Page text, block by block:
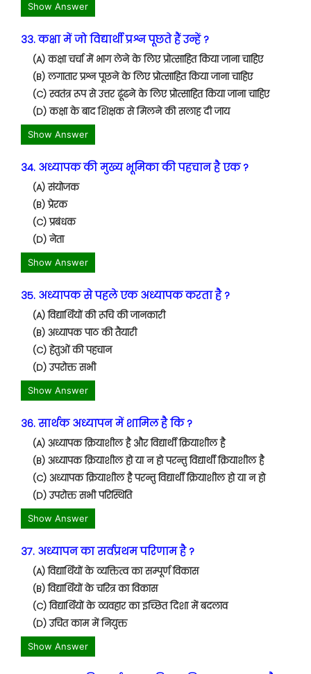
Show Answer
33. कक्षा में जो विद्यार्थी प्रश्न पूछते हैं उन्हें ?
(A) कक्षा चर्चा में भाग लेने के लिए प्रोत्साहित किया जाना चाहिए
(B) लगातार प्रश्न पूछने के लिए प्रोत्साहित किया जाना चाहिए
(C) स्वतंत्र रूप से उत्तर ढूंढने के लिए प्रोत्साहित किया जाना चाहिए
(D) कक्षा के बाद शिक्षक से मिलने की सलाह दी जाय
Show Answer
34. अध्यापक की मुख्य भूमिका की पहचान है एक ?
(A) संयोजक
(B) प्रेरक
(C) प्रबंधक
(D) नेता
Show Answer
35. अध्यापक से पहले एक अध्यापक करता है ?
(A) विद्यार्थियों की रूचि की जानकारी
(B) अध्यापक पाठ की तैयारी
(C) हेतुओं की पहचान
(D) उपरोक्त सभी
Show Answer
36. सार्थक अध्यापन में शामिल है कि ?
(A) अध्यापक क्रियाशील है और विद्यार्थी क्रियाशील है
(B) अध्यापक क्रियाशील हो या न हो परन्तु विद्यार्थी क्रियाशील है
(C) अध्यापक क्रियाशील है परन्तु विद्यार्थी क्रियाशील हो या न हो
(D) उपरोक्त सभी परिस्थिति
Show Answer
37. अध्यापन का सर्वप्रथम परिणाम है ?
(A) विद्यार्थियों के व्यक्तित्व का सम्पूर्ण विकास
(B) विद्यार्थियों के चरित्र का विकास
(C) विद्यार्थियों के व्यवहार का इच्छित दिशा में बदलाव
(D) उचित काम में नियुक्त
Show Answer